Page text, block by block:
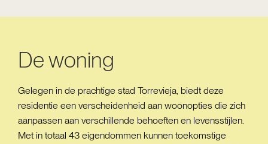
De woning
Gelegen in de prachtige stad Torrevieja, biedt deze
residentie een verscheidenheid aan woonopties die zich
aanpassen aan verschillende behoeften en levensstijlen.
Met in totaal 43 eigendommen kunnen toekomstige